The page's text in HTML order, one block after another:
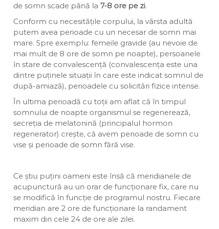
de somn scade până la 7-8 ore pe zi.
Conform cu necesitățile corpului, la vârsta adultă
putem avea perioade cu un necesar de somn mai
mare. Spre exemplu: femeile gravide (au nevoie de
mai mult de 8 ore de somn pe noapte), persoanele
în stare de convalescență (convalescența este una
dintre puținele situații în care este indicat somnul de
după-amiază), perioadele cu solicitări fizice intense.
În ultima perioadă cu toții am aflat că în timpul
somnului de noapte organismul se regenerează,
secreția de melatonină (principalul hormon
regenerator) crește, că avem perioade de somn cu
vise și perioade de somn fără vise.
Ce știu puțini oameni este însă că meridianele de
acupunctură au un orar de funcționare fix, care nu
se modifică în funcție de programul nostru. Fiecare
meridian are 2 ore de funcționare la randament
maxim din cele 24 de ore ale zilei.